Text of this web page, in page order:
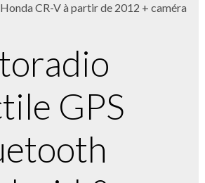
CR-V à partir de 2012 + caméra
GPS